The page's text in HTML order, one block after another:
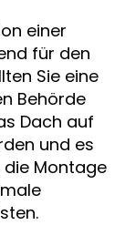
einer
für den
Sie eine
Behörde
Dach auf
und es
Montage